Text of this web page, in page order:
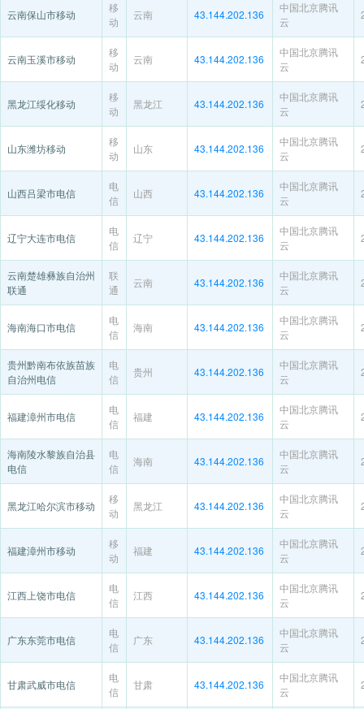
云南保山市移动
移
动
云南 43.144.202.136
中国北京腾讯
云
云南玉溪市移动
移
动
云南 43.144.202.136
中国北京腾讯
云
黑龙江绥化移动
移
动
黑龙江 43.144.202.136
中国北京腾讯
云
山东潍坊移动
移
动
山东 43.144.202.136
中国北京腾讯
云
山西吕梁市电信
电
信
山西 43.144.202.136
中国北京腾讯
云
辽宁大连市电信
电
信
辽宁 43.144.202.136
中国北京腾讯
云
云南楚雄彝族自治州
联通
联
通
云南 43.144.202.136
中国北京腾讯
云
海南海口市电信
电
信
海南 43.144.202.136
中国北京腾讯
云
贵州黔南布依族苗族
自治州电信
电
信
贵州 43.144.202.136
中国北京腾讯
云
福建漳州市电信
电
信
福建 43.144.202.136
中国北京腾讯
云
海南陵水黎族自治县
电信
电
信
海南 43.144.202.136
中国北京腾讯
云
黑龙江哈尔滨市移动
移
动
黑龙江 43.144.202.136
中国北京腾讯
云
福建漳州市移动
移
动
福建 43.144.202.136
中国北京腾讯
云
江西上饶市电信
电
信
江西 43.144.202.136
中国北京腾讯
云
广东东莞市电信
电
信
广东 43.144.202.136
中国北京腾讯
云
甘肃武威市电信
电
信
甘肃 43.144.202.136
中国北京腾讯
云